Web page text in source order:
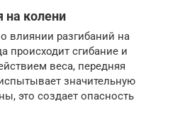
на колени
влиянии разгибаний на
происходит сгибание и
веса, передняя
значительную
это создает опасность